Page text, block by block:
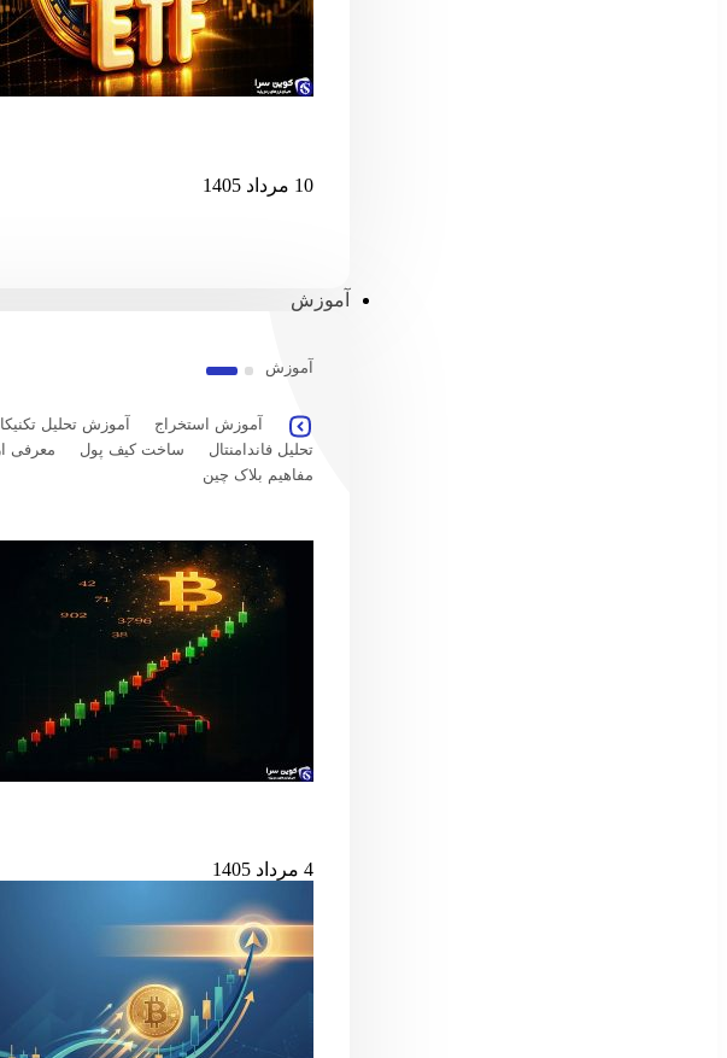
10 مرداد 1405
آموزش
آموزش
آموزش استخراج آموزش تحلیل
تحلیل فاندامنتال
ساخت کیف پول معرفی
مفاهیم بلاک چین
4 مرداد 1405